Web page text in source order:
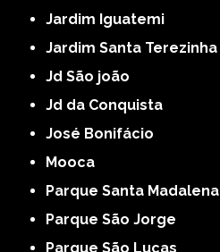
Jardim Iguatemi
Jardim Santa Terezinha
Jd São joão
Jd da Conquista
José Bonifácio
Mooca
Parque Santa Madalena
Parque São Jorge
Parque São Lucas